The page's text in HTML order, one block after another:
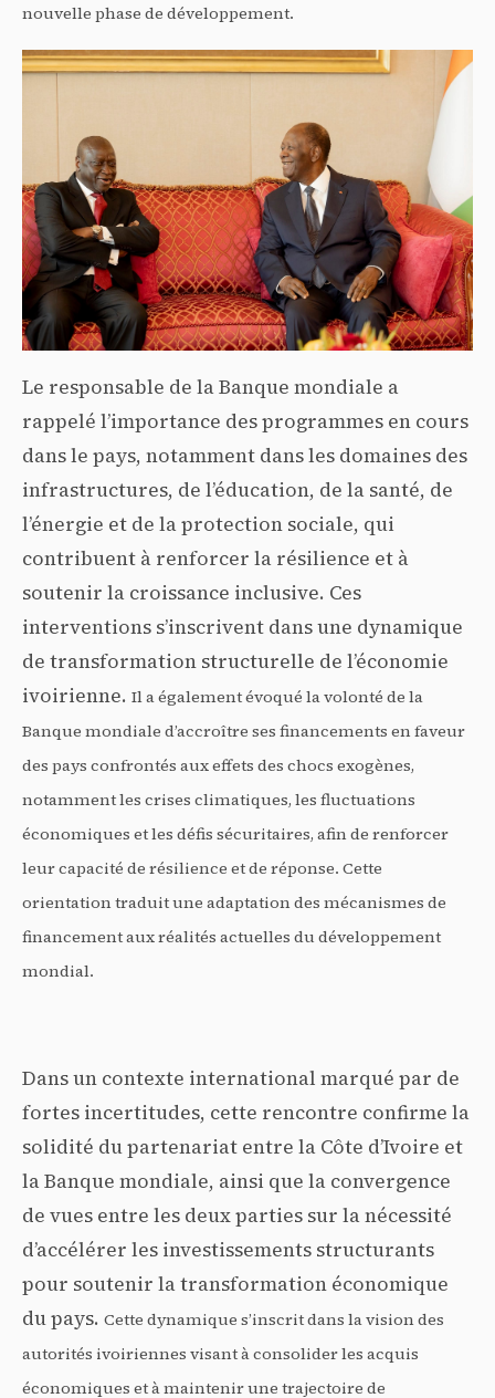
nouvelle phase de développement.
Le responsable de la Banque mondiale a
rappelé l’importance des programmes en cours
dans le pays, notamment dans les domaines des
infrastructures, de l’éducation, de la santé, de
l’énergie et de la protection sociale, qui
contribuent à renforcer la résilience et à
soutenir la croissance inclusive. Ces
interventions s’inscrivent dans une dynamique
de transformation structurelle de l’économie
ivoirienne. Il a également évoqué la volonté de la
Banque mondiale d’accroître ses financements en faveur
des pays confrontés aux effets des chocs exogènes,
notamment les crises climatiques, les fluctuations
économiques et les défis sécuritaires, afin de renforcer
leur capacité de résilience et de réponse. Cette
orientation traduit une adaptation des mécanismes de
financement aux réalités actuelles du développement
mondial.
Dans un contexte international marqué par de
fortes incertitudes, cette rencontre confirme la
solidité du partenariat entre la Côte d’Ivoire et
la Banque mondiale, ainsi que la convergence
de vues entre les deux parties sur la nécessité
d’accélérer les investissements structurants
pour soutenir la transformation économique
du pays. Cette dynamique s’inscrit dans la vision des
autorités ivoiriennes visant à consolider les acquis
économiques et à maintenir une trajectoire de